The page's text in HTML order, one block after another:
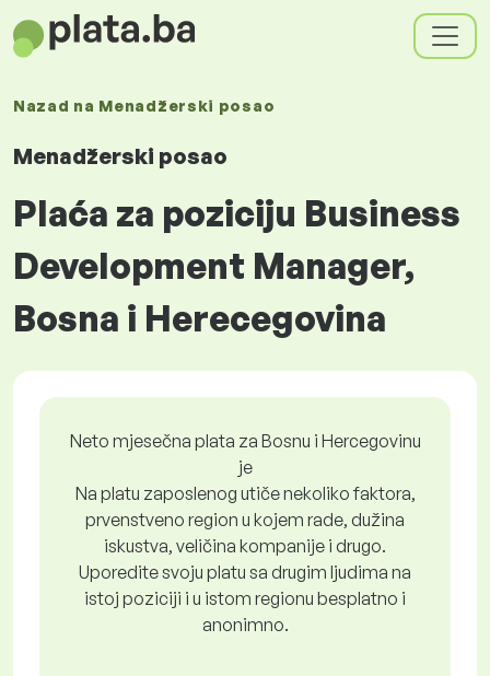
Nazad na Menadžerski posao
Menadžerski posao
Plaća za poziciju Business
Development Manager,
Bosna i Herecegovina
Neto mjesečna plata za Bosnu i Hercegovinu
je
Na platu zaposlenog utiče nekoliko faktora,
prvenstveno region u kojem rade, dužina
iskustva, veličina kompanije i drugo.
Uporedite svoju platu sa drugim ljudima na
istoj poziciji i u istom regionu besplatno i
anonimno.